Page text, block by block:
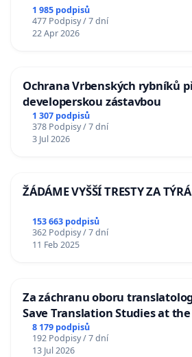
1 985 podpisů
477 Podpisy / 7 dní
22 Apr 2026
Ochrana Vrbenských rybníků
developerskou zástavbou
1 307 podpisů
378 Podpisy / 7 dní
3 Jul 2026
ŽÁDÁME VYŠŠÍ TRESTY ZA
153 663 podpisů
362 Podpisy / 7 dní
11 Feb 2025
Za záchranu oboru
Save Translation Studies at
Charles University
8 179 podpisů
192 Podpisy / 7 dní
13 Jul 2026